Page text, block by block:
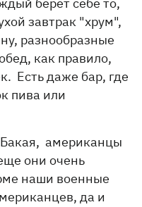
завтрак "хрум",
разнообразные
как правило,
Есть даже бар, где
пива или
американцы
они очень
наши военные
да и